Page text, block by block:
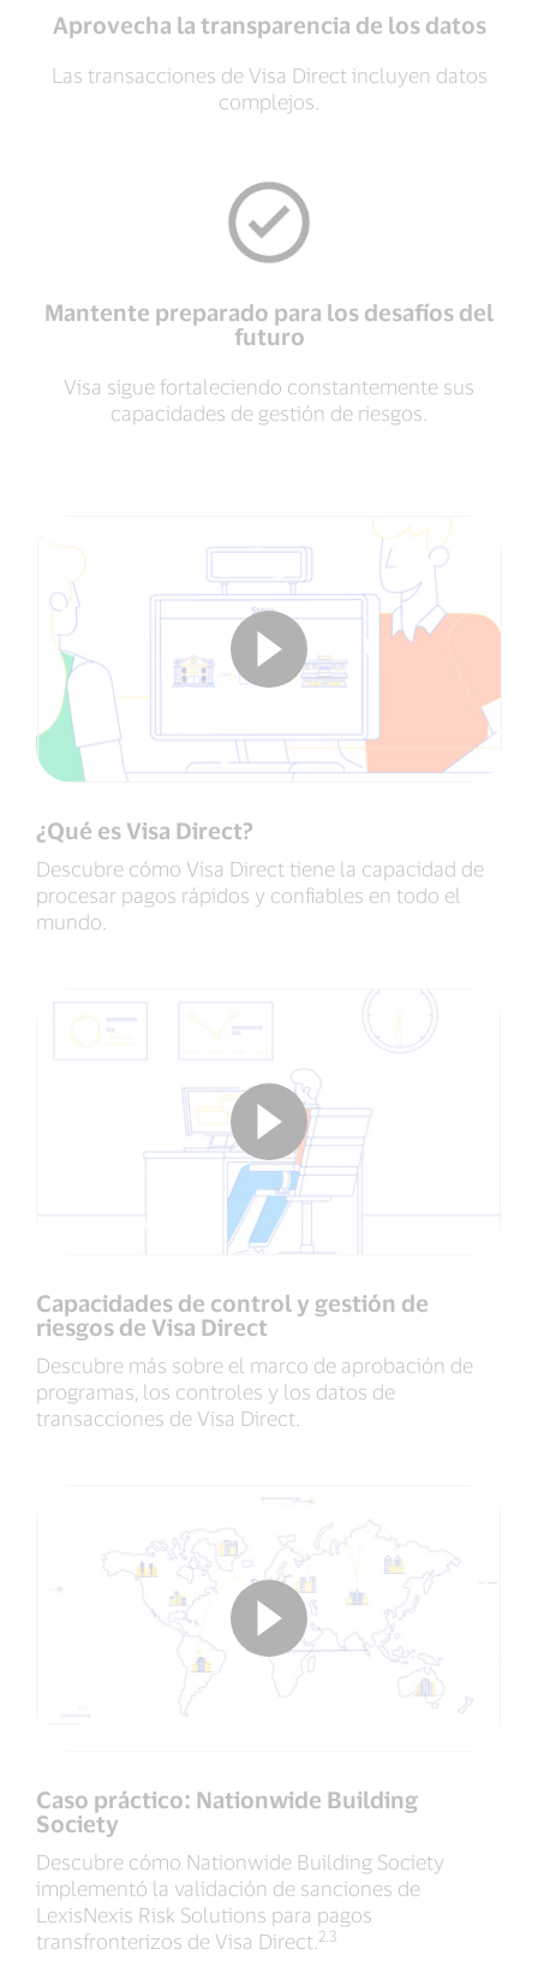
Aprovecha la transparencia de los datos
Las transacciones de Visa Direct incluyen datos
complejos.
Mantente preparado para los desafíos del
futuro
Visa sigue fortaleciendo constantemente sus
capacidades de gestión de riesgos.
¿Qué es Visa Direct?
Descubre cómo Visa Direct tiene la capacidad de
procesar pagos rápidos y confiables en todo el
mundo.
Capacidades de control y gestión de
riesgos de Visa Direct
Descubre más sobre el marco de aprobación de
programas, los controles y los datos de
transacciones de Visa Direct.
Caso práctico: Nationwide Building
Society
Descubre cómo Nationwide Building Society
implementó la validación de sanciones de
LexisNexis Risk Solutions para pagos
transfronterizos de Visa Direct. 2.3